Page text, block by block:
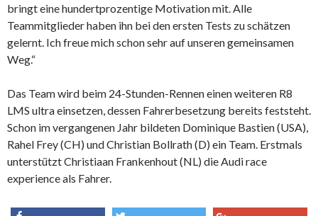
bringt eine hundertprozentige Motivation mit. Alle
Teammitglieder haben ihn bei den ersten Tests zu schätzen
gelernt. Ich freue mich schon sehr auf unseren gemeinsamen
Weg.“
Das Team wird beim 24-Stunden-Rennen einen weiteren R8
LMS ultra einsetzen, dessen Fahrerbesetzung bereits feststeht.
Schon im vergangenen Jahr bildeten Dominique Bastien (USA),
Rahel Frey (CH) und Christian Bollrath (D) ein Team. Erstmals
unterstützt Christiaan Frankenhout (NL) die Audi race
experience als Fahrer.